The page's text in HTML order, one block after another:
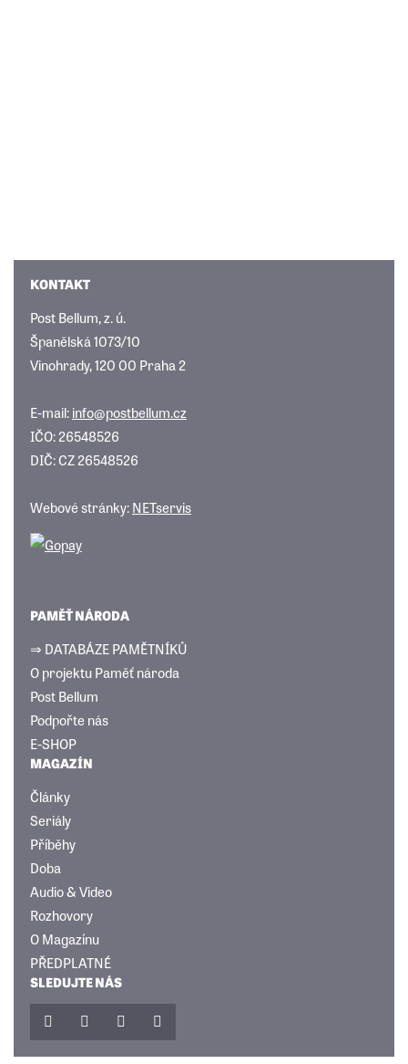
KONTAKT
Post Bellum, z. ú.
Španělská 1073/10
Vinohrady, 120 00 Praha 2
E-mail:info@postbellum.cz
IČO: 26548526
DIČ: CZ 26548526
Webové stránky:NETservis
PAMĚŤ NÁRODA
⇒ DATABÁZE PAMĚTNÍKŮ
O projektu Paměť národa
Post Bellum
Podpořte nás
E-SHOP
MAGAZÍN
Články
Seriály
Příběhy
Doba
Audio & Video
Rozhovory
O Magazínu
PŘEDPLATNÉ
SLEDUJTE NÁS